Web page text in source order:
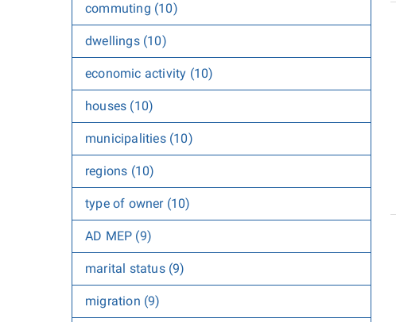
commuting (10)
dwellings (10)
economic activity (10)
houses (10)
municipalities (10)
regions (10)
type of owner (10)
AD MEP (9)
marital status (9)
migration (9)